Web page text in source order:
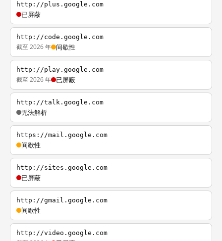
http://plus.google.com
已屏蔽
http://code.google.com
截至 2026 年 间歇性
http://play.google.com
截至 2026 年 已屏蔽
http://talk.google.com
无法解析
https://mail.google.com
间歇性
http://sites.google.com
已屏蔽
http://gmail.google.com
间歇性
http://video.google.com